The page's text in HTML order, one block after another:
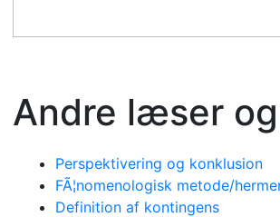
Andre læser
Perspektivering og konklusion
FÃ¦nomenologisk metode/
Definition af kontingens